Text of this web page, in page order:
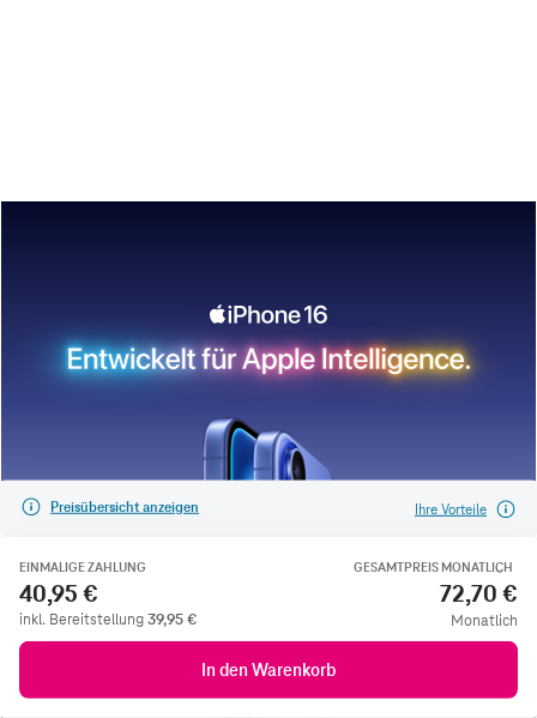
Preisübersicht anzeigen Ihre Vorteile
EINMALIGE ZAHLUNG
40,95 €
inkl. Bereitstellung39,95€
GESAMTPREIS MONATLICH
72,70 €
Monatlich
In den Warenkorb